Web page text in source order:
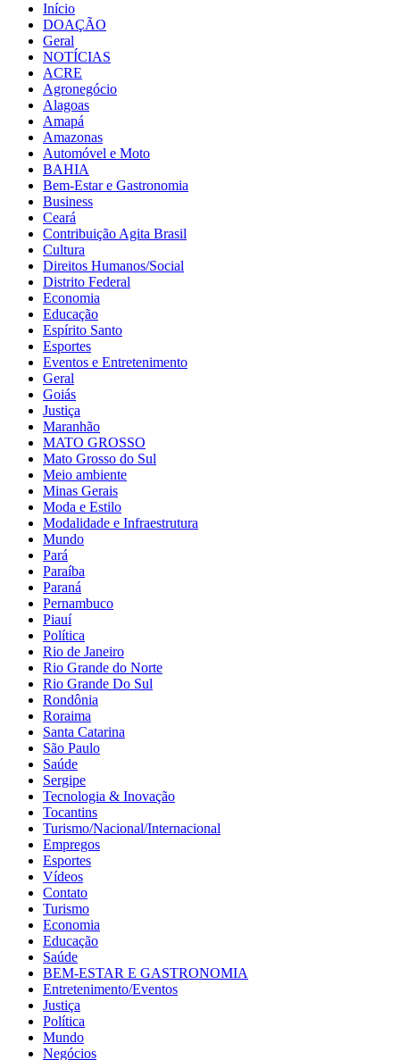
Início
DOAÇÃO
Geral
NOTÍCIAS
ACRE
Agronegócio
Alagoas
Amapá
Amazonas
Automóvel e Moto
BAHIA
Bem-Estar e Gastronomia
Business
Ceará
Contribuição Agita Brasil
Cultura
Direitos Humanos/Social
Distrito Federal
Economia
Educação
Espírito Santo
Esportes
Eventos e Entretenimento
Geral
Goiás
Justiça
Maranhão
MATO GROSSO
Mato Grosso do Sul
Meio ambiente
Minas Gerais
Moda e Estilo
Modalidade e Infraestrutura
Mundo
Pará
Paraíba
Paraná
Pernambuco
Piauí
Política
Rio de Janeiro
Rio Grande do Norte
Rio Grande Do Sul
Rondônia
Roraima
Santa Catarina
São Paulo
Saúde
Sergipe
Tecnologia & Inovação
Tocantins
Turismo/Nacional/Internacional
Empregos
Esportes
Vídeos
Contato
Turismo
Economia
Educação
Saúde
BEM-ESTAR E GASTRONOMIA
Entretenimento/Eventos
Justiça
Política
Mundo
Negócios